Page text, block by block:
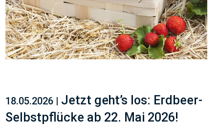
18.05.2026 | Jetzt geht’s los: Erdbeer-
Selbstpflücke ab 22. Mai 2026!